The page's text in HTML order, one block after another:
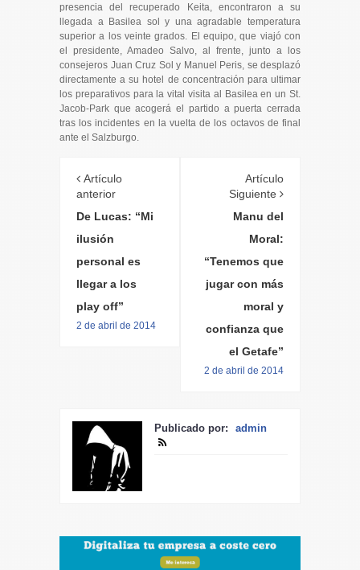
presencia del recuperado Keita, encontraron a su
llegada a Basilea sol y una agradable temperatura
superior a los veinte grados. El equipo, que viajó con
el presidente, Amadeo Salvo, al frente, junto a los
consejeros Juan Cruz Sol y Manuel Peris, se desplazó
directamente a su hotel de concentración para ultimar
los preparativos para la vital visita al Basilea en un St.
Jacob-Park que acogerá el partido a puerta cerrada
tras los incidentes en la vuelta de los octavos de final
ante el Salzburgo.
Artículo
anterior
De Lucas: “Mi
ilusión
personal es
llegar a los
play off”
2 de abril de 2014
Artículo
Siguiente
Manu del
Moral:
“Tenemos que
jugar con más
moral y
confianza que
el Getafe”
2 de abril de 2014
Publicado por: admin